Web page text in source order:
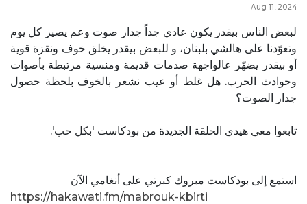
Aug 11, 2024
لبعض الناس بيقدر يكون عادي جداً جدار صوت وعم يصير كل يوم
وتعوّدنا على هالشي بلبنان، و للبعض بيقدر يخلق خوف ونقزة قوية
أو بيقدر يضهّر عالواجهة صدمات قديمة ومنسية مرتبطة بأصوات
وحوادث الحرب. هل غلط أو عيب نشعر بالخوف بلحظة حصول
جدار الصوت؟
تابعوا معي هيدي الحلقة الجديدة من بودكاست 'بكل حب'.
استمع إلى بودكاست مبروك كبرتي على أنغامي الآن
https://hakawati.fm/mabrouk-kbirti